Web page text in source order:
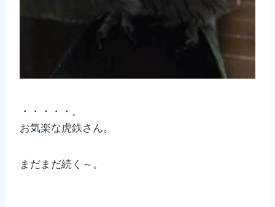
・・・・・。
お気楽な虎鉄さん。
まだまだ続く～。